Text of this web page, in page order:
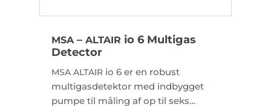
MSA– ALTAIR io 6 Multigas
Detector
MSA ALTAIRio 6 er en robust
multigasdetektor med indbygget
pumpe til måling af op til seks